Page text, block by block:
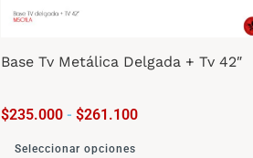
Base Tv Metálica Delgada + Tv 42″
$235.000 - $261.100
Seleccionar opciones